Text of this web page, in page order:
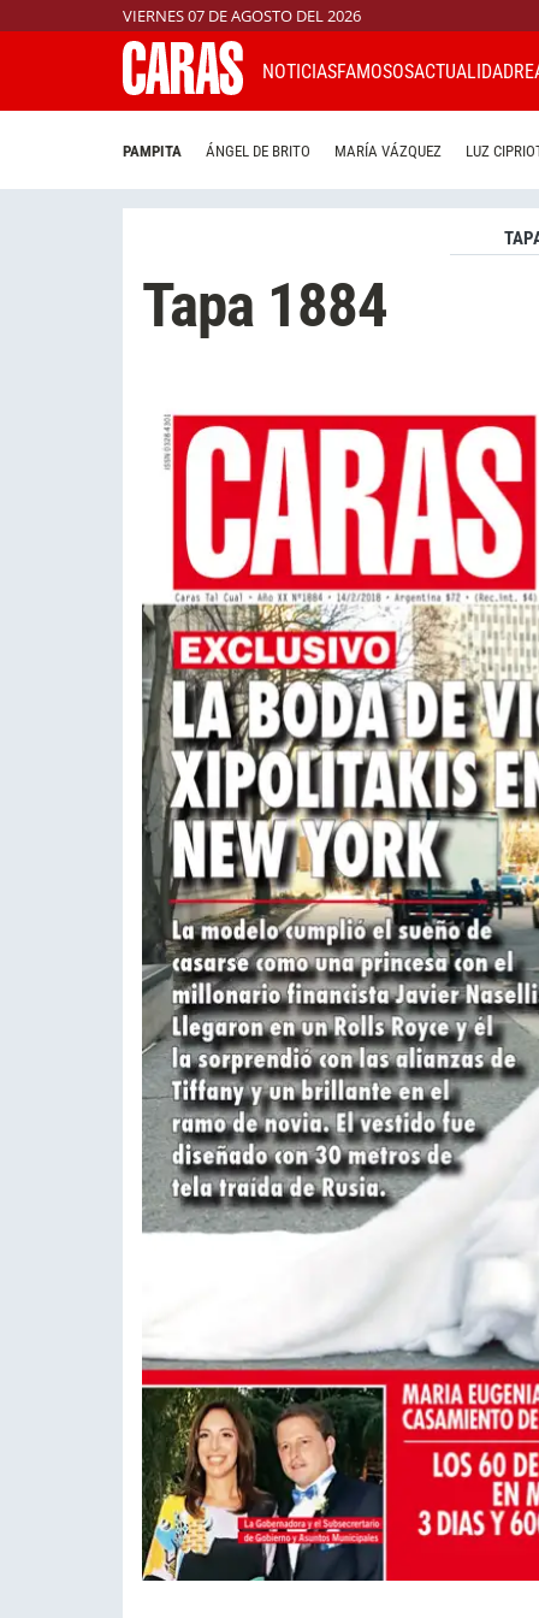
VIERNES 07 DE AGOSTO DEL 2026
NOTICIASFAMOSOSACTUALIDAD
PAMPITA ÁNGEL DE BRITO MARÍA VÁZQUEZ LUZ
Tapa 1884